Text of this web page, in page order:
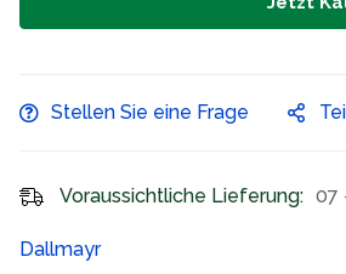
Stellen Sie eine Frage
Voraussichtliche Lieferung: 07
Dallmayr